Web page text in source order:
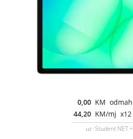
0,00 KM odmah
44,20 KM/mj x12
uz Student NET +